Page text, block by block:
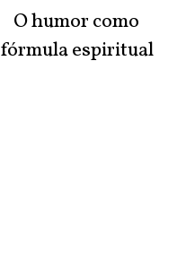
O humor como
fórmula espiritual